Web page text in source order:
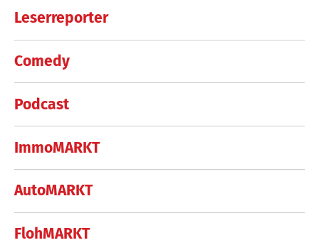
Leserreporter
Comedy
Podcast
ImmoMARKT
AutoMARKT
FlohMARKT